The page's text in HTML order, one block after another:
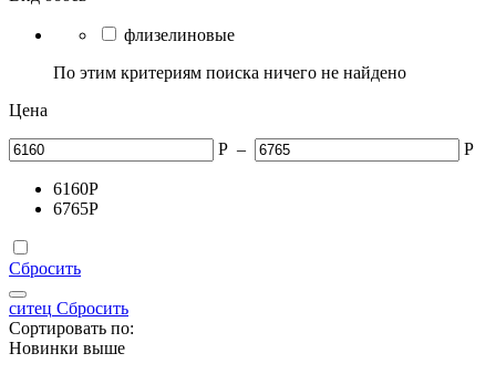
флизелиновые
По этим критериям поиска ничего не найдено
Цена
Р – Р
6160Р
6765Р
Сбросить
ситец Сбросить
Сортировать по:
Новинки выше